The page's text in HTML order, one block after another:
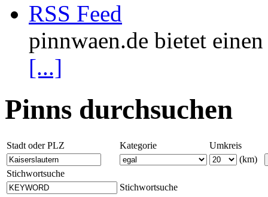
RSS Feed
pinnwaen.de bietet
[...]
Pinns durchsuchen
Stadt oder PLZ Kategorie
Umkreis
(km)
Stichwortsuche
Stichwortsuche